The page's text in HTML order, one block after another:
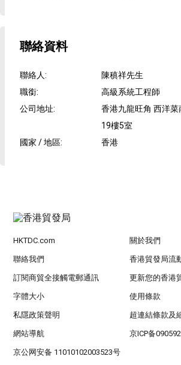
聯絡資料
聯絡人:
陳稹祥先生
職銜:
高級系統工程師
公司地址:
香港九龍旺角 西洋
19樓5室
國家 / 地區: 香港
HKTDC.com 關於我們
聯絡我們 香港貿發局流
訂閱商貿全接觸電郵通訊 更新您的香港
字體大小 使用條款
私隱政策聲明 超連結條款及
網站導航 京ICP备
京公网安备 11010102003523号